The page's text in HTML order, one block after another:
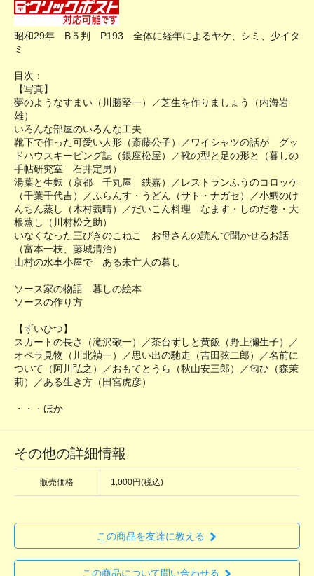
昭和29年 B５判 P193 全体に経年によるヤケ、シミ、少イタ
ミ
目次：
【写真】
夢のようなすまい（川勝堅一）／芝生を作りましょう（内海岩
雄）
いろんな部屋のいろんな工夫
靴下で作った可愛い人形（斎藤公子）／ワイシャツの話が グッ
ドハウスキーピング誌（銀座松屋）／靴の型と足の形と（暮しの
手帖研究室 石井定男）
湯葉と生麩（京都 千丸屋 鉄嘉）／レストランふうのコロッケ
（千葉千代吉）／ふらんす・うどん（サト・ナガセ）／小鯛のけ
んちん蒸し（木村義晴）／だいこん料理 なます・しのだ巻・大
根蒸し（川村松之助）
いなくなった三びきのこねこ お母さんの読んで聞かせるお話
（富本一枝、藤城清治）
山村の水車小屋で ある未亡人の暮し
ソース家の物語 暮しの絵本
ソースの作り方
【ずいひつ】
スカートの長さ（滝沢敬一）／茶台ずしと黄飯（野上彌生子）／
オペラ見物（川北禎一）／思い出の馳走（吉田弦二郎）／名前に
ついて（阿川弘之）／おもてとうら（秋山安三郎）／匂ひ（森茉
莉）／ある生き方（田宮虎彦）
・・・ほか
その他の詳細情報
販売価格 1,000円(税込)
この商品を友達に教える
この商品について問い合わせる